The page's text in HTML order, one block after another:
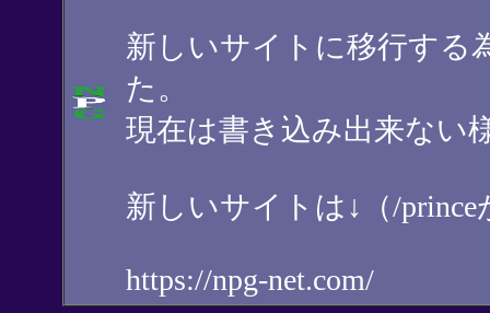
新しいサイトに移行する
た。
現在は書き込み出来ない
新しいサイトは↓（/
https://npg-net.com/